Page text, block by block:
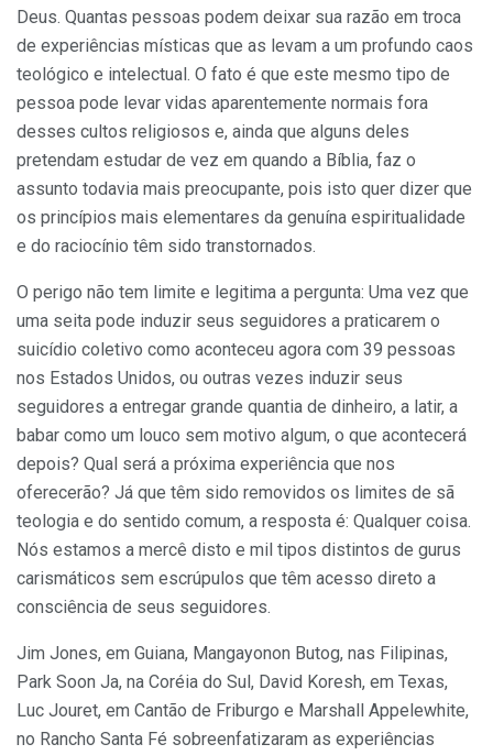
Deus. Quantas pessoas podem deixar sua razão em troca
de experiências místicas que as levam a um profundo caos
teológico e intelectual. O fato é que este mesmo tipo de
pessoa pode levar vidas aparentemente normais fora
desses cultos religiosos e, ainda que alguns deles
pretendam estudar de vez em quando a Bíblia, faz o
assunto todavia mais preocupante, pois isto quer dizer que
os princípios mais elementares da genuína espiritualidade
e do raciocínio têm sido transtornados.
O perigo não tem limite e legitima a pergunta: Uma vez que
uma seita pode induzir seus seguidores a praticarem o
suicídio coletivo como aconteceu agora com 39 pessoas
nos Estados Unidos, ou outras vezes induzir seus
seguidores a entregar grande quantia de dinheiro, a latir, a
babar como um louco sem motivo algum, o que acontecerá
depois? Qual será a próxima experiência que nos
oferecerão? Já que têm sido removidos os limites de sã
teologia e do sentido comum, a resposta é: Qualquer coisa.
Nós estamos a mercê disto e mil tipos distintos de gurus
carismáticos sem escrúpulos que têm acesso direto a
consciência de seus seguidores.
Jim Jones, em Guiana, Mangayonon Butog, nas Filipinas,
Park Soon Ja, na Coréia do Sul, David Koresh, em Texas,
Luc Jouret, em Cantão de Friburgo e Marshall Appelewhite,
no Rancho Santa Fé sobreenfatizaram as experiências